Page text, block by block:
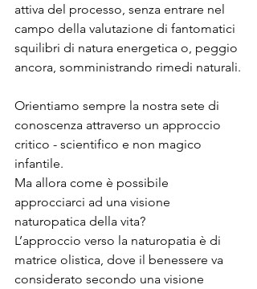
attiva del processo, senza entrare nel
campo della valutazione di fantomatici
squilibri di natura energetica o, peggio
ancora, somministrando rimedi naturali.
Orientiamo sempre la nostra sete di
conoscenza attraverso un approccio
critico - scientifico e non magico
infantile.
Ma allora come è possibile
approcciarci ad una visione
naturopatica della vita?
L’approccio verso la naturopatia è di
matrice olistica, dove il benessere va
considerato secondo una visione